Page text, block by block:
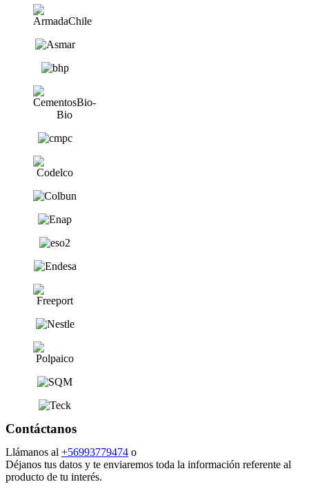
Contáctanos
Llámanos al +56993779474 o
Déjanos tus datos y te enviaremos toda la información referente al
producto de tu interés.